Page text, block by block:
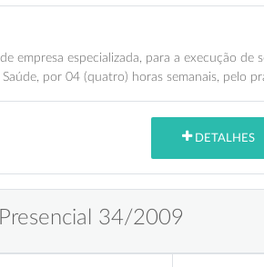
empresa especializada, para a execução de
por 04 (quatro) horas semanais, pelo
DETALHES
34/2009